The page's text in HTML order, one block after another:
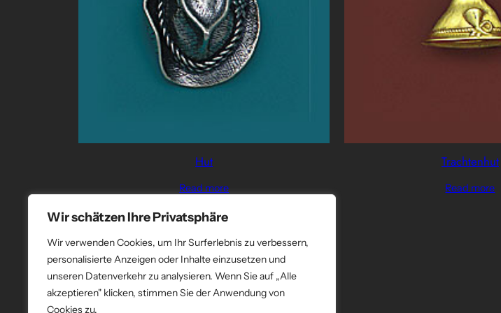
Wir schätzen Ihre Privatsphäre
Wir verwenden Cookies, um Ihr Surferlebnis zu verbessern,
personalisierte Anzeigen oder Inhalte einzusetzen und
unseren Datenverkehr zu analysieren. Wenn Sie auf „Alle
akzeptieren" klicken, stimmen Sie der Anwendung von
Cookies zu.
Hut
Read more
Trachtenhut
Read more